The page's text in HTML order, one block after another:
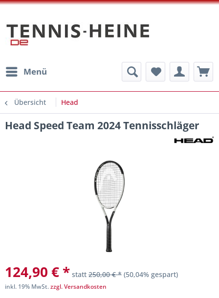
Menü
Übersicht Head
Head Speed Team 2024 Tennisschläger
124,90 € * statt 250,00 € * (50,04% gespart)
inkl. 19% MwSt.zzgl. Versandkosten